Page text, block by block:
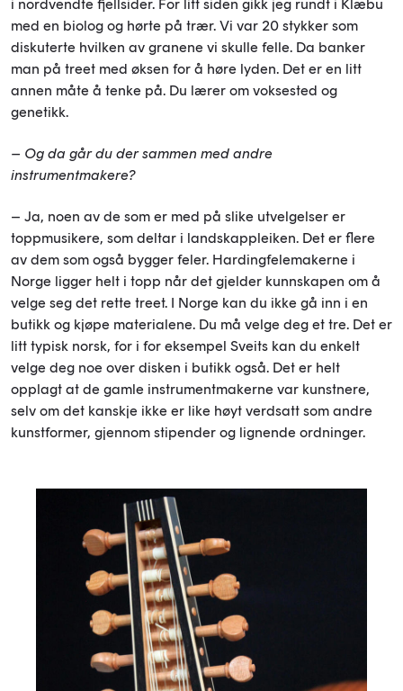
i nordvendte fjellsider. For litt siden gikk jeg rundt i Klæbu
med en biolog og hørte på trær. Vi var 20 stykker som
diskuterte hvilken av granene vi skulle felle. Da banker
man på treet med øksen for å høre lyden. Det er en litt
annen måte å tenke på. Du lærer om voksested og
genetikk.
– Og da går du der sammen med andre
instrumentmakere?
– Ja, noen av de som er med på slike utvelgelser er
toppmusikere, som deltar i landskappleiken. Det er flere
av dem som også bygger feler. Hardingfelemakerne i
Norge ligger helt i topp når det gjelder kunnskapen om å
velge seg det rette treet. I Norge kan du ikke gå inn i en
butikk og kjøpe materialene. Du må velge deg et tre. Det er
litt typisk norsk, for i for eksempel Sveits kan du enkelt
velge deg noe over disken i butikk også. Det er helt
opplagt at de gamle instrumentmakerne var kunstnere,
selv om det kanskje ikke er like høyt verdsatt som andre
kunstformer, gjennom stipender og lignende ordninger.